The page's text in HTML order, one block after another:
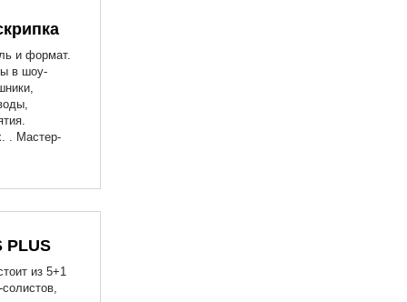
и формат.
в шоу-
. Мастер-
PLUS
из 5+1